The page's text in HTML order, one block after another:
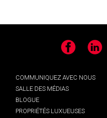
Facebook LinkedIn
COMMUNIQUEZ AVEC NOUS
SALLE DES MÉDIAS
BLOGUE
PROPRIÉTÉS LUXUEUSES